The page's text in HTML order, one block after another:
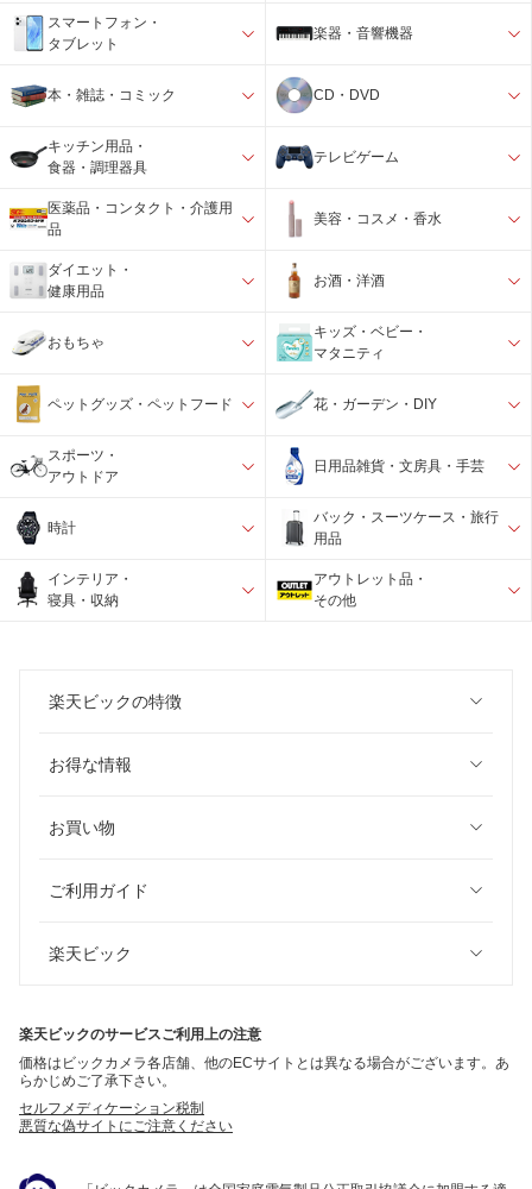
スマートフォン・
タブレット
楽器・音響機器
本・雑誌・コミック CD・DVD
キッチン用品・
食器・調理器具
テレビゲーム
医薬品・コンタクト・介護用
品
美容・コスメ・香水
ダイエット・
健康用品
お酒・洋酒
おもちゃ
キッズ・ベビー・
マタニティ
ペットグッズ・ペットフード 花・ガーデン・DIY
スポーツ・
アウトドア
日用品雑貨・文房具・手芸
時計
バック・スーツケース・旅行
用品
インテリア・
寝具・収納
アウトレット品・
その他
楽天ビックの特徴
お得な情報
お買い物
ご利用ガイド
楽天ビック
楽天ビックのサービスご利用上の注意
価格はビックカメラ各店舗、他のECサイトとは異なる場合がございます。あ
らかじめご了承下さい。
セルフメディケーション税制
悪質な偽サイトにご注意ください